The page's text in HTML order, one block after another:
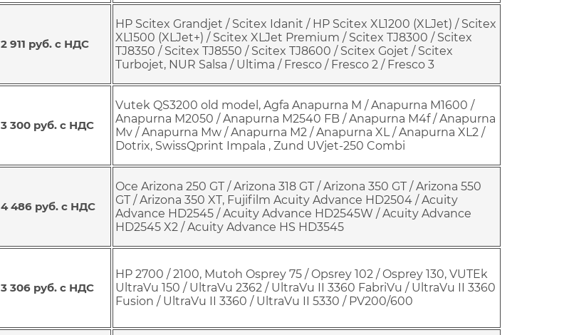
2 911 руб. с НДС
HP Scitex Grandjet / Scitex Idanit / HP Scitex XL1200 (XLJet) / Scitex
XL1500 (XLJet+) / Scitex XLJet Premium / Scitex TJ8300 / Scitex
TJ8350 / Scitex TJ8550 / Scitex TJ8600 / Scitex Gojet / Scitex
Turbojet, NUR Salsa / Ultima / Fresco / Fresco 2 / Fresco 3
3 300 руб. с НДС
Vutek QS3200 old model, Agfa Anapurna M / Anapurna M1600 /
Anapurna M2050 / Anapurna M2540 FB / Anapurna M4f / Anapurna
Mv / Anapurna Mw / Anapurna M2 / Anapurna XL / Anapurna XL2 /
Dotrix, SwissQprint Impala , Zund UVjet-250 Combi
4 486 руб. с НДС
Oce Arizona 250 GT / Arizona 318 GT / Arizona 350 GT / Arizona 550
GT / Arizona 350 XT, Fujifilm Acuity Advance HD2504 / Acuity
Advance HD2545 / Acuity Advance HD2545W / Acuity Advance
HD2545 X2 / Acuity Advance HS HD3545
3 306 руб. с НДС
HP 2700 / 2100, Mutoh Osprey 75 / Opsrey 102 / Osprey 130, VUTEk
UltraVu 150 / UltraVu 2362 / UltraVu II 3360 FabriVu / UltraVu II 3360
Fusion / UltraVu II 3360 / UltraVu II 5330 / PV200/600